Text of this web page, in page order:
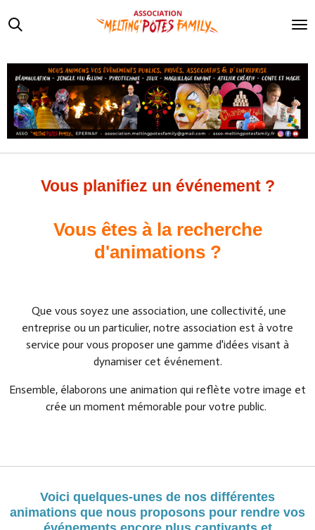
au
principal
Vous planifiez un événement ?
Vous êtes à la recherche
d'animations ?
Que vous soyez une association, une collectivité, une
entreprise ou un particulier, notre association est à votre
service pour vous proposer une gamme d'idées visant à
dynamiser cet événement.
Ensemble, élaborons une animation qui reflète votre image et
crée un moment mémorable pour votre public.
Voici quelques-unes de nos différentes
animations que nous proposons pour rendre vos